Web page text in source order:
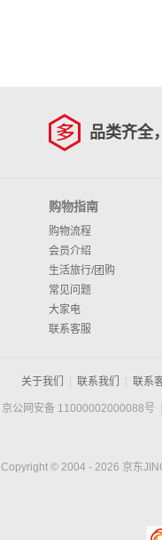
品类齐全
购物指南
购物流程
会员介绍
生活旅行/团购
常见问题
大家电
联系客服
关于我们 联系我们 联系
京公网安备 11000002000088号
Copyright © 2004 - 2026 京东